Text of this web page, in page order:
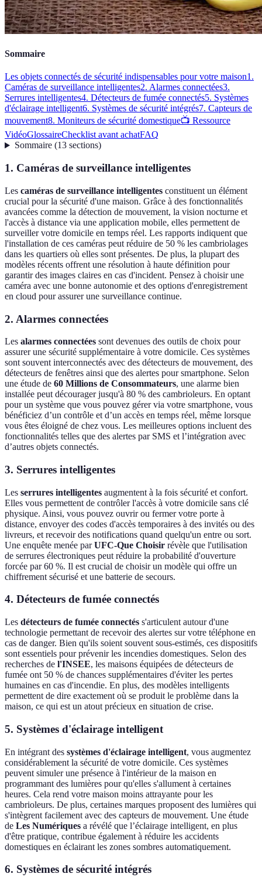
Sommaire
Les objets connectés de sécurité indispensables pour votre maison1.
Caméras de surveillance intelligentes2. Alarmes connectées3.
Serrures intelligentes4. Détecteurs de fumée connectés5. Systèmes
d'éclairage intelligent6. Systèmes de sécurité intégrés7. Capteurs de
mouvement8. Moniteurs de sécurité domestique📺 Ressource
VidéoGlossaireChecklist avant achatFAQ
Sommaire(13 sections)
1. Caméras de surveillance intelligentes
Les caméras de surveillance intelligentes constituent un élément
crucial pour la sécurité d'une maison. Grâce à des fonctionnalités
avancées comme la détection de mouvement, la vision nocturne et
l'accès à distance via une application mobile, elles permettent de
surveiller votre domicile en temps réel. Les rapports indiquent que
l'installation de ces caméras peut réduire de 50 % les cambriolages
dans les quartiers où elles sont présentes. De plus, la plupart des
modèles récents offrent une résolution à haute définition pour
garantir des images claires en cas d'incident. Pensez à choisir une
caméra avec une bonne autonomie et des options d'enregistrement
en cloud pour assurer une surveillance continue.
2. Alarmes connectées
Les alarmes connectées sont devenues des outils de choix pour
assurer une sécurité supplémentaire à votre domicile. Ces systèmes
sont souvent interconnectés avec des détecteurs de mouvement, des
détecteurs de fenêtres ainsi que des alertes pour smartphone. Selon
une étude de 60 Millions de Consommateurs, une alarme bien
installée peut décourager jusqu'à 80 % des cambrioleurs. En optant
pour un système que vous pouvez gérer via votre smartphone, vous
bénéficiez d’un contrôle et d’un accès en temps réel, même lorsque
vous êtes éloigné de chez vous. Les meilleures options incluent des
fonctionnalités telles que des alertes par SMS et l’intégration avec
d’autres objets connectés.
3. Serrures intelligentes
Les serrures intelligentes augmentent à la fois sécurité et confort.
Elles vous permettent de contrôler l'accès à votre domicile sans clé
physique. Ainsi, vous pouvez ouvrir ou fermer votre porte à
distance, envoyer des codes d'accès temporaires à des invités ou des
livreurs, et recevoir des notifications quand quelqu'un entre ou sort.
Une enquête menée parUFC-Que Choisir révèle que l'utilisation
de serrures électroniques peut réduire la probabilité d'ouverture
forcée par 60 %. Il est crucial de choisir un modèle qui offre un
chiffrement sécurisé et une batterie de secours.
4. Détecteurs de fumée connectés
Les détecteurs de fumée connectés s'articulent autour d'une
technologie permettant de recevoir des alertes sur votre téléphone en
cas de danger. Bien qu'ils soient souvent sous-estimés, ces dispositifs
sont essentiels pour prévenir les incendies domestiques. Selon des
recherches de l'INSEE, les maisons équipées de détecteurs de
fumée ont 50 % de chances supplémentaires d'éviter les pertes
humaines en cas d'incendie. En plus, des modèles intelligents
permettent de dire exactement où se produit le problème dans la
maison, ce qui est un atout précieux en situation de crise.
5. Systèmes d'éclairage intelligent
En intégrant des systèmes d'éclairage intelligent, vous augmentez
considérablement la sécurité de votre domicile. Ces systèmes
peuvent simuler une présence à l'intérieur de la maison en
programmant des lumières pour qu'elles s'allument à certaines
heures. Cela rend votre maison moins attrayante pour les
cambrioleurs. De plus, certaines marques proposent des lumières qui
s'intègrent facilement avec des capteurs de mouvement. Une étude
de Les Numériques a révélé que l’éclairage intelligent, en plus
d'être pratique, contribue également à réduire les accidents
domestiques en éclairant les zones sombres automatiquement.
6. Systèmes de sécurité intégrés